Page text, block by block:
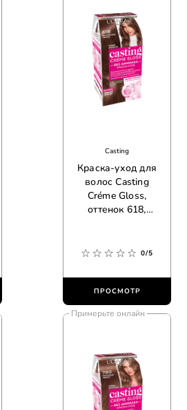
Casting
Краска-уход для
волос Casting
Créme Gloss,
оттенок 618,
0/5
ПРОСМОТР
Примерьте онлайн